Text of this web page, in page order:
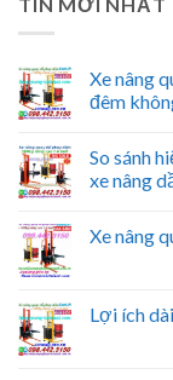
Xe nâng
đêm
So sánh
xe nâng
Xe nâng
Lợi ích